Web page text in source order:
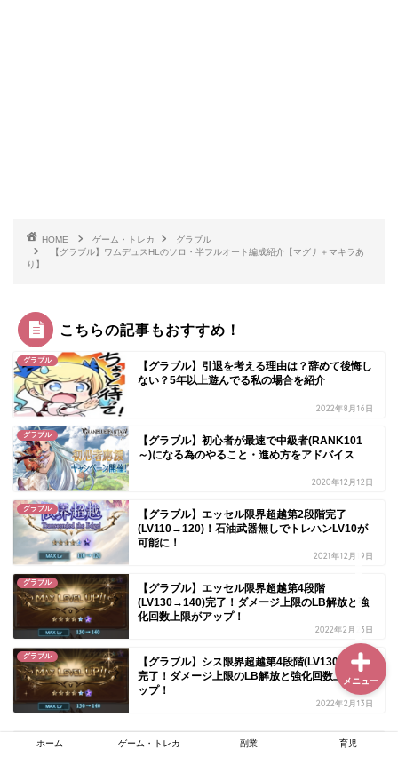
HOME ゲーム・トレカ
グラブル
【グラブル】ワムデュスHLのソロ・半フルオート編成紹介【マグナ＋マキラあ
り】
こちらの記事もおすすめ！
グラブル
【グラブル】引退を考える理由は？辞めて後悔し
ない？5年以上遊んでる私の場合を紹介
2022年8月16日
グラブル
【グラブル】初心者が最速で中級者(RANK101
～)になる為のやること・進め方をアドバイス
2020年12月12日
グラブル
【グラブル】エッセル限界超越第2段階完了
(LV110→120)！石油武器無しでトレハンLV10が
可能に！
2021年12月19日
グラブル
【グラブル】エッセル限界超越第4段階
(LV130→140)完了！ダメージ上限のLB解放と強
化回数上限がアップ！
2022年2月23日
グラブル
【グラブル】シス限界超越第4段階(LV130→140)
完了！ダメージ上限のLB解放と強化回数上限がア
ップ！
2022年2月13日
ホーム ゲーム・トレカ 副業 育児
メニュー
ホーム
ゲーム・トレカ
副業
育児